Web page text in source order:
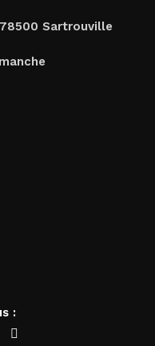
Sartrouville
: